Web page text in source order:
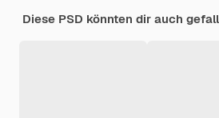
Diese PSD könnten dir auch